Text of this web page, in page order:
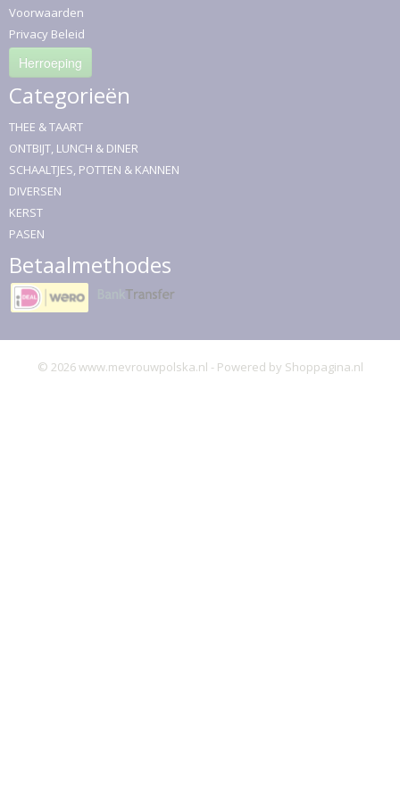
Voorwaarden
Privacy Beleid
Herroeping
Categorieën
THEE & TAART
ONTBIJT, LUNCH & DINER
SCHAALTJES, POTTEN & KANNEN
DIVERSEN
KERST
PASEN
Betaalmethodes
© 2026 www.mevrouwpolska.nl - Powered by Shoppagina.nl